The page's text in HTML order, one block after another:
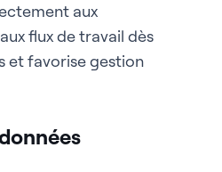
aux
flux de travail dès
et favorise gestion